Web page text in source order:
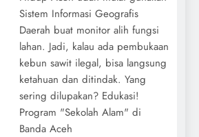
Sistem Informasi Geografis
Daerah buat monitor alih fungsi
lahan. Jadi, kalau ada pembukaan
kebun sawit ilegal, bisa langsung
ketahuan dan ditindak. Yang
sering dilupakan? Edukasi!
Program "Sekolah Alam" di
Banda Aceh